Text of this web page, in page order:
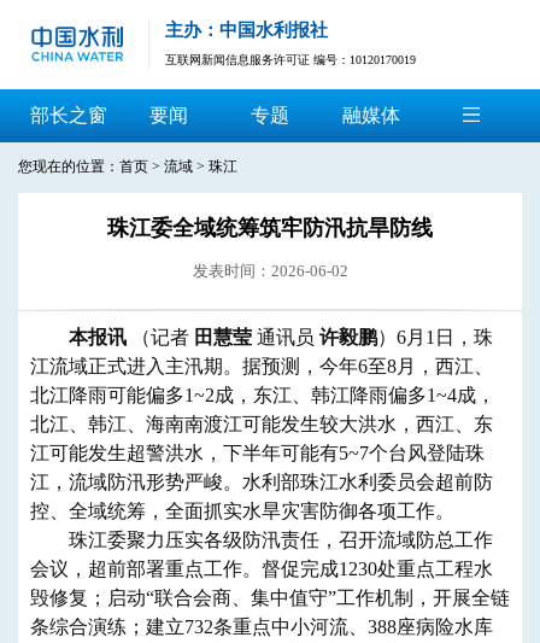
主办：中国水利报社
互联网新闻信息服务许可证 编号：10120170019
部长之窗 要闻 专题 融媒体
您现在的位置： 首页 > 流域 > 珠江
珠江委全域统筹筑牢防汛抗旱防线
发表时间：2026-06-02
​本报讯 （记者 田慧莹 通讯员 许毅鹏）6月1日，珠
江流域正式进入主汛期。据预测，今年6至8月，西江、
北江降雨可能偏多1~2成，东江、韩江降雨偏多1~4成，
北江、韩江、海南南渡江可能发生较大洪水，西江、东
江可能发生超警洪水，下半年可能有5~7个台风登陆珠
江，流域防汛形势严峻。水利部珠江水利委员会超前防
控、全域统筹，全面抓实水旱灾害防御各项工作。
珠江委聚力压实各级防汛责任，召开流域防总工作
会议，超前部署重点工作。督促完成1230处重点工程水
毁修复；启动“联合会商、集中值守”工作机制，开展全链
条综合演练；建立732条重点中小河流、388座病险水库